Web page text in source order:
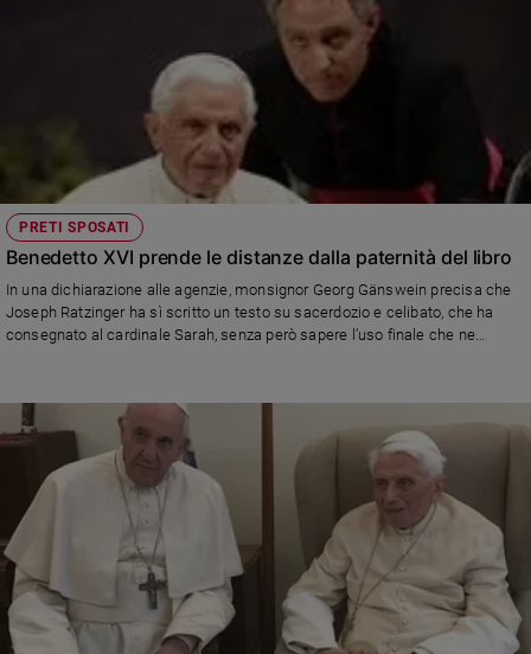
PRETI SPOSATI
Benedetto XVI prende le distanze dalla paternità del libro
In una dichiarazione alle agenzie, monsignor Georg Gänswein precisa che
Joseph Ratzinger ha sì scritto un testo su sacerdozio e celibato, che ha
consegnato al cardinale Sarah, senza però sapere l’uso finale che ne